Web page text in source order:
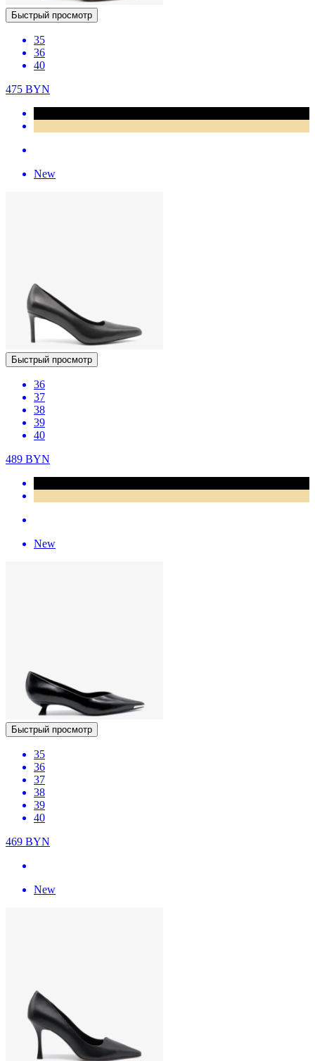
Быстрый просмотр
35
36
40
475 BYN
New
Быстрый просмотр
36
37
38
39
40
489 BYN
New
Быстрый просмотр
35
36
37
38
39
40
469 BYN
New